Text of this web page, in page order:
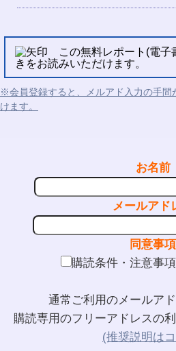
この無料レポート(電子
きをお読みいただけます。
※会員登録すると、メルアド入力の手間
けます。
お名前
メールアド
同意事項
購読条件・注意事
通常ご利用のメールアド
購読専用のフリーアドレスの
(推奨説明は